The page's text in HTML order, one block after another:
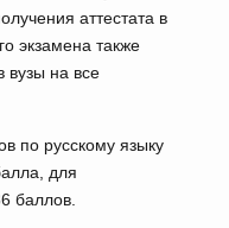
аттестата в
экзамена также
вузы на все
по русскому языку
для
баллов.